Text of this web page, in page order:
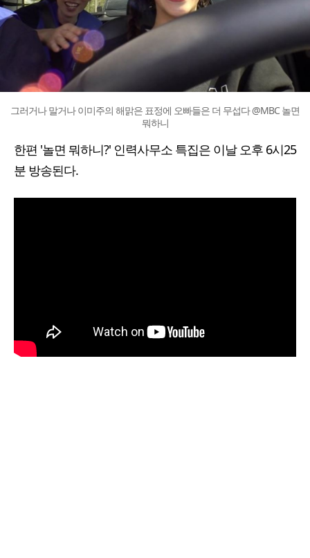
그러거나 말거나 이미주의 해맑은 표정에 오빠들은 더 무섭다 @MBC 놀면
뭐하니
한편 '놀면 뭐하니?' 인력사무소 특집은 이날 오후 6시25
분 방송된다.